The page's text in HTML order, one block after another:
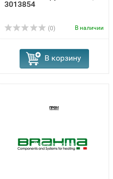
3013854
(0) В наличии
В корзину